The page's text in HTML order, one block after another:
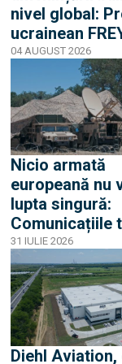
nivel global:
ucrainean
intră în faza de
integrare
deveni scutul
Europei
04 AUGUST 2026
Nicio armată
europeană nu
lupta singură:
Comunicațiile
pe câmpul de
noul front
Modelul
reper pentru
românească?
31 IULIE 2026
Diehl